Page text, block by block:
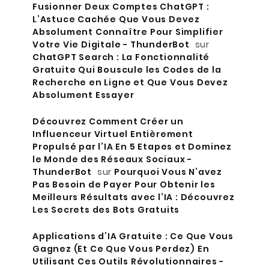
Fusionner Deux Comptes ChatGPT :
L’Astuce Cachée Que Vous Devez
Absolument Connaître Pour Simplifier
Votre Vie Digitale - ThunderBot sur
ChatGPT Search : La Fonctionnalité
Gratuite Qui Bouscule les Codes de la
Recherche en Ligne et Que Vous Devez
Absolument Essayer
Découvrez Comment Créer un
Influenceur Virtuel Entièrement
Propulsé par l’IA En 5 Etapes et Dominez
le Monde des Réseaux Sociaux -
ThunderBot sur Pourquoi Vous N’avez
Pas Besoin de Payer Pour Obtenir les
Meilleurs Résultats avec l’IA : Découvrez
Les Secrets des Bots Gratuits
Applications d’IA Gratuite : Ce Que Vous
Gagnez (Et Ce Que Vous Perdez) En
Utilisant Ces Outils Révolutionnaires -